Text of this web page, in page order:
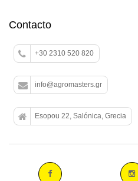
Contacto
+30 2310 520 820
info@agromasters.gr
Esopou 22, Salónica, Grecia